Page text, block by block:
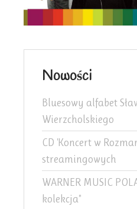
Nowości
Bluesowy alfabet
Wierzcholskiego
CD 'Koncert w
streamingowych
WARNER MUSIC
kolekcja"